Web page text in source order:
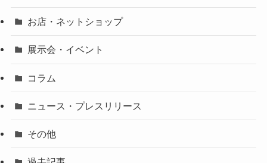
お店・ネットショップ
展示会・イベント
コラム
ニュース・プレスリリース
その他